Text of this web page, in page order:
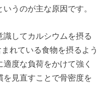
うのが主な原因です。
してカルシウムを摂る
れている食物を摂るよう
度な負荷をかけて強く
見直すことで骨密度を